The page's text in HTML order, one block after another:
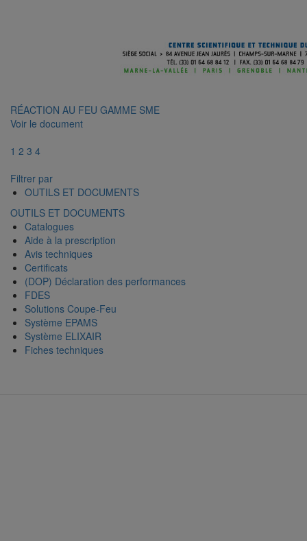
RÉACTION AU FEU GAMME SME
Voir le document
1 2 3 4
Filtrer par
OUTILS ET DOCUMENTS
OUTILS ET DOCUMENTS
Catalogues
Aide à la prescription
Avis techniques
Certificats
(DOP) Déclaration des performances
FDES
Solutions Coupe-Feu
Système EPAMS
Système ELIXAIR
Fiches techniques